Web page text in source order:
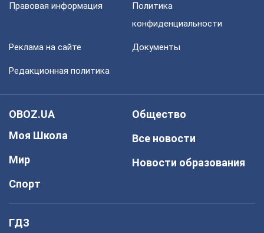
Правовая информация
Политика
конфиденциальности
Реклама на сайте Документы
Редакционная политика
OBOZ.UA
Моя Школа
Мир
Спорт
Общество
Все новости
Новости образования
ГДЗ